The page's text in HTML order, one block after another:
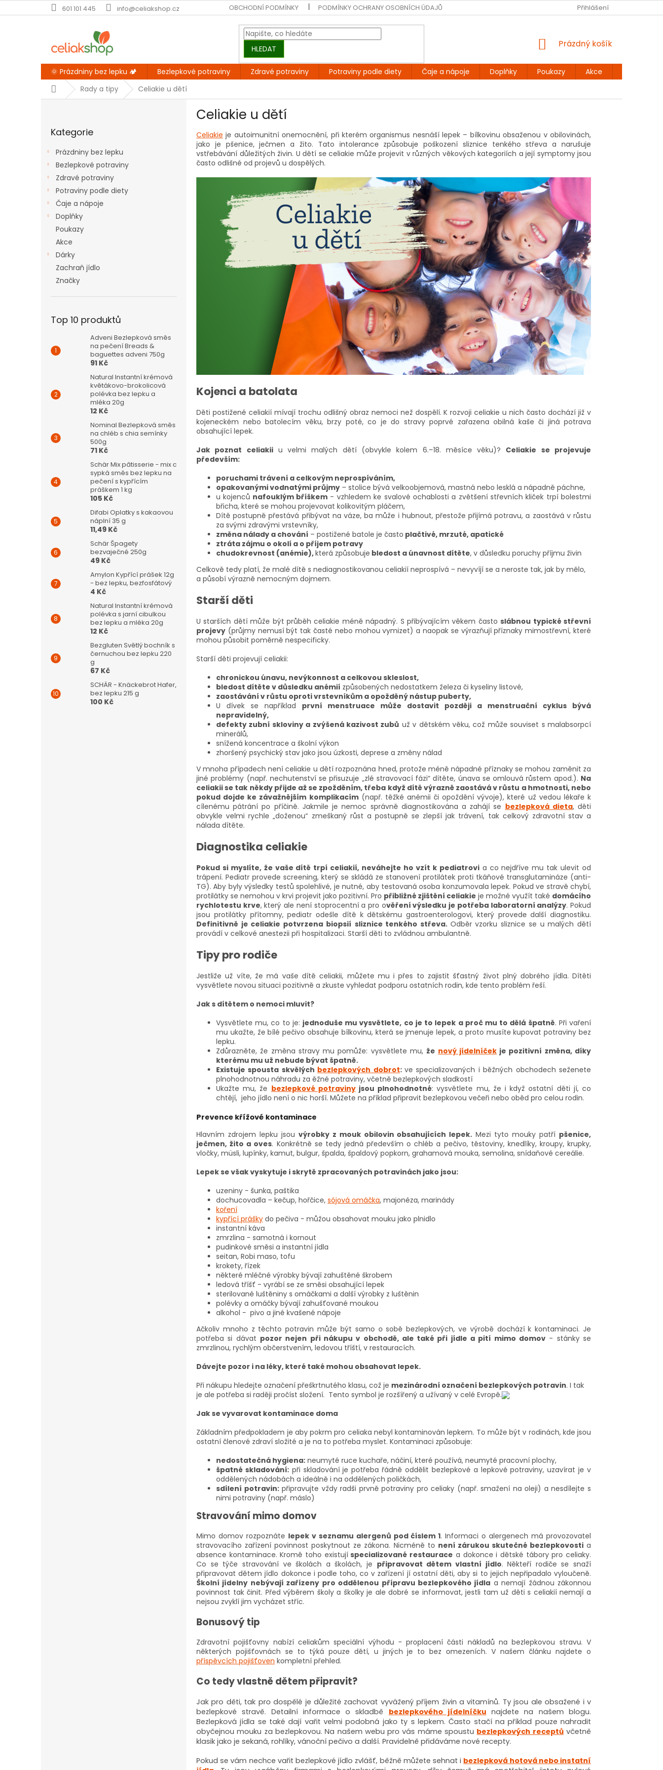
na
601 101 445 info@celiakshop.cz OBCHODNÍ PODMÍNKY PODMÍNKY OCHRANY OSOBNÍCH ÚDAJŮ KONTAKT DOPRAVA A PLATBA
Přihlášení
HLEDAT
NÁKUPNÍ
Prázdný košík
🌞 Prázdniny bez lepku 🏕️ Bezlepkové potraviny Zdravé potraviny Potraviny podle diety Čaje a nápoje Doplňky Poukazy Akce
DomůRady a tipy Celiakie u dětí
kategorie
Kategorie
Prázdniny bez lepku
Bezlepkové potraviny
Zdravé potraviny
Potraviny podle diety
Čaje a nápoje
Doplňky
Poukazy
Akce
Dárky
Zachraň jídlo
Značky
Top 10 produktů
Adveni Bezlepková směs
na pečení Breads &
baguettes adveni 750g
91 Kč
Natural Instantní krémová
květákovo-brokolicová
polévka bez lepku a
mléka 20g
12 Kč
Nominal Bezlepková směs
na chléb s chia semínky
500g
71 Kč
Schär Mix pâtisserie - mix c
sypká směs bez lepku na
pečení s kypřícím
práškem 1 kg
105 Kč
Difabi Oplatky s kakaovou
náplní 35 g
11,49 Kč
Schär Špagety
bezvaječné 250g
49 Kč
Amylon Kypřící prášek 12g
- bez lepku, bezfosfátový
4 Kč
Natural Instantní krémová
polévka s jarní cibulkou
bez lepku a mléka 20g
12 Kč
Bezgluten Světlý bochník s
černuchou bez lepku 220
g
67 Kč
SCHÄR - Knäckebrot Hafer,
bez lepku 215 g
100 Kč
Celiakie u dětí
Celiakie je autoimunitní onemocnění, při kterém organismus nesnáší lepek – bílkovinu obsaženou v obilovinách,
jako je pšenice, ječmen a žito. Tato intolerance způsobuje poškození sliznice tenkého střeva a narušuje
vstřebávání důležitých živin. U dětí se celiakie může projevit v různých věkových kategoriích a její symptomy jsou
často odlišné od projevů u dospělých.
Kojenci a batolata
Děti postižené celiakií mívají trochu odlišný obraz nemoci než dospělí. K rozvoji celiakie u nich často dochází již v
kojeneckém nebo batolecím věku, brzy poté, co je do stravy poprvé zařazena obilná kaše či jiná potrava
obsahující lepek.
Jak poznat celiakiiu velmi malých dětí (obvykle kolem 6.–18. měsíce věku)? Celiakie se projevuje
především:
poruchami trávení a celkovým neprospíváním,
opakovanými vodnatými průjmy – stolice bývá velkoobjemová, mastná nebo lesklá a nápadně páchne,
u kojenců nafouklým bříškem - vzhledem ke svalové ochablosti a zvětšení střevních kliček trpí bolestmi
břicha, které se mohou projevovat kolikovitým pláčem,
Dítě postupně přestává přibývat na váze, ba může i hubnout, přestože přijímá potravu, a zaostává v růstu
za svými zdravými vrstevníky,
změna nálady a chování – postižené batole je často plačtivé, mrzuté, apatické
ztráta zájmu o okolí a o příjem potravy
chudokrevnost (anémie),která způsobuje bledost a únavnost dítěte, v důsledku poruchy příjmu živin
Celkově tedy platí, že malé dítě s nediagnostikovanou celiakií neprospívá – nevyvíjí se a neroste tak, jak by mělo,
a působí výrazně nemocným dojmem.
Starší děti
U starších dětí může být průběh celiakie méně nápadný. S přibývajícím věkem častoslábnou typické střevní
projevy (průjmy nemusí být tak časté nebo mohou vymizet) a naopak se výrazňují příznaky mimostřevní, které
mohou působit poměrně nespecificky.
Starší děti projevují celiakii:
chronickou únavu, nevýkonnost a celkovou skleslost,
bledost dítěte v důsledku anémií způsobených nedostatkem železa či kyseliny listové,
zaostávání v růstu oproti vrstevníkům a opožděný nástup puberty,
U dívek se například první menstruace může dostavit později a menstruační cyklus bývá
nepravidelný,
defekty zubní skloviny a zvýšená kazivost zubů už v dětském věku, což může souviset s malabsorpcí
minerálů,
snížená koncentrace a školní výkon
zhoršený psychický stav jako jsou úzkosti, deprese a změny nálad
V mnoha případech není celiakie u dětí rozpoznána hned, protože méně nápadné příznaky se mohou zaměnit za
jiné problémy (např. nechutenství se přisuzuje „zlé stravovací fázi“ dítěte, únava se omlouvá růstem apod.). Na
celiakii se tak někdy přijde až se zpožděním, třeba když dítě výrazně zaostává v růstu a hmotnosti, nebo
pokud dojde ke závažnějším komplikacím(např. těžké anémii či opoždění vývoje), které už vedou lékaře k
cílenému pátrání po příčině. Jakmile je nemoc správně diagnostikována a zahájí se bezlepková dieta, děti
obvykle velmi rychle „doženou“ zmeškaný růst a postupně se zlepší jak trávení, tak celkový zdravotní stav a
nálada dítěte.
Diagnostika celiakie
Pokud si myslíte, že vaše dítě trpí celiakií, neváhejte ho vzít k pediatrovia co nejdříve mu tak ulevit od
trápení. Pediatr provede screening, který se skládá ze stanovení protilátek proti tkáňové transglutamináze (anti-
TG). Aby byly výsledky testů spolehlivé, je nutné, aby testovaná osoba konzumovala lepek. Pokud ve stravě chybí,
protilátky se nemohou v krvi projevit jako pozitivní. Pro přibližné zjištění celiakie je možné využít také domácího
rychlotestu krve, který ale není stoprocentní a pro ověření výsledku je potřeba laboratorní analýzy. Pokud
jsou protilátky přítomny, pediatr odešle dítě k dětskému gastroenterologovi, který provede další diagnostiku.
Definitivně je celiakie potvrzena biopsií sliznice tenkého střeva. Odběr vzorku sliznice se u malých dětí
provádí v celkové anestezii při hospitalizaci. Starší děti to zvládnou ambulantně.
Tipy pro rodiče
Jestliže už víte, že má vaše dítě celiakii, můžete mu i přes to zajistit šťastný život plný dobrého jídla. Dítěti
vysvětlete novou situaci pozitivně a zkuste vyhledat podporu ostatních rodin, kde tento problém řeší.
Jak s dítětem o nemoci mluvit?
Vysvětlete mu, co to je: jednoduše mu vysvětlete, co je to lepek a proč mu to dělá špatně. Při vaření
mu ukažte, že bílé pečivo obsahuje bílkovinu, která se jmenuje lepek, a proto musíte kupovat potraviny bez
lepku.
Zdůrazněte, že změna stravy mu pomůže: vysvětlete mu, že nový jídelníčekje pozitivní změna, díky
kterému mu už nebude bývat špatně.
Existuje spousta skvělých bezlepkových dobrot:ve specializovaných i běžných obchodech seženete
plnohodnotnou náhradu za ěžné potraviny, včetně bezlepkových sladkostí
Ukažte mu, že bezlepkové potravinyjsou plnohodnotné: vysvětlete mu, že i když ostatní děti jí, co
chtějí, jeho jídlo není o nic horší. Můžete na příklad připravit bezlepkovou večeři nebo oběd pro celou rodin.
Prevence křížové kontaminace
Hlavním zdrojem lepku jsou výrobky z mouk obilovin obsahujících lepek. Mezi tyto mouky patří pšenice,
ječmen, žito a oves. Konkrétně se tedy jedná především o chléb a pečivo, těstoviny, knedlíky, kroupy, krupky,
vločky, müsli, lupínky, kamut, bulgur, špalda, špaldový popkorn, grahamová mouka, semolina, snídaňové cereálie.
Lepek se však vyskytuje i skrytě zpracovaných potravinách jako jsou:
uzeniny - šunka, paštika
dochucovadla – kečup, hořčice, sójová omáčka, majonéza, marinády
koření
kypřící prášky do pečiva - můžou obsahovat mouku jako plnidlo
instantní káva
zmrzlina - samotná i kornout
pudinkové směsi a instantní jídla
seitan, Robi maso, tofu
krokety, řízek
některé mléčné výrobky bývají zahuštěné škrobem
ledová tříšť - vyrábí se ze směsi obsahující lepek
sterilované luštěniny s omáčkami a další výrobky z luštěnin
polévky a omáčky bývají zahušťované moukou
alkohol - pivo a jiné kvašené nápoje
Ačkoliv mnoho z těchto potravin může být samo o sobě bezlepkových, ve výrobě dochází k kontaminaci. Je
potřeba si dávat pozor nejen při nákupu v obchodě, ale také při jídle a pití mimo domov - stánky se
zmrzlinou, rychlým občerstvením, ledovou tříští, v restauracích.
Dávejte pozor i na léky, které také mohou obsahovat lepek.
Při nákupu hledejte označení přeškrtnutého klasu, což je mezinárodní označení bezlepkových potravin. I tak
je ale potřeba si raději pročíst složení. Tento symbol je rozšířený a užívaný v celé Evropě.
Jak se vyvarovat kontaminace doma
Základním předpokladem je aby pokrm pro celiaka nebyl kontaminován lepkem. To může být v rodinách, kde jsou
ostatní členové zdraví složité a je na to potřeba myslet. Kontaminaci způsobuje:
nedostatečná hygiena: neumyté ruce kuchaře, náčiní, které používá, neumyté pracovní plochy,
špatné skladování:při skladování je potřeba řádně oddělit bezlepkové a lepkové potraviny, uzavírat je v
oddělených nádobách a ideálně i na oddělených poličkách,
sdílení potravin:připravujte vždy radši prvně potraviny pro celiaky (např. smažení na oleji) a nesdílejte s
nimi potraviny (např. máslo)
Stravování mimo domov
Mimo domov rozpoznáte lepek v seznamu alergenů pod číslem 1. Informaci o alergenech má provozovatel
stravovacího zařízení povinnost poskytnout ze zákona. Nicméně to není zárukou skutečné bezlepkovostia
absence kontaminace. Kromě toho existujíspecializované restaurace a dokonce i dětské tábory pro celiaky.
Co se týče stravování ve školách a školách, je připravovat dětem vlastní jídlo. Někteří rodiče se snaží
připravovat dětem jídlo dokonce i podle toho, co v zařízení jí ostatní děti, aby si to jejich nepřipadalo vyloučeně.
Školní jídelny nebývají zařízeny pro oddělenou přípravu bezlepkového jídla a nemají žádnou zákonnou
povinnost tak činit. Před výběrem školy a školky je ale dobré se informovat, jestli tam už děti s celiakií nemají a
nejsou zvyklí jim vycházet stříc.
Bonusový tip
Zdravotní pojišťovny nabízí celiakům speciální výhodu - proplacení části nákladů na bezlepkovou stravu. V
některých pojišťovnách se to týká pouze dětí, u jiných je to bez omezeních. V našem článku najdete o
příspěvcích pojišťoven kompletní přehled.
Co tedy vlastně dětem připravit?
Jak pro děti, tak pro dospělé je důležité zachovat vyvážený příjem živin a vitamínů. Ty jsou ale obsažené i v
bezlepkové stravě. Detailní informace o skladbě bezlepkového jídelníčku najdete na našem blogu.
Bezlepková jídla se také dají vařit velmi podobná jako ty s lepkem. Často stačí na příklad pouze nahradit
obyčejnou mouku za bezlepkovou. Na našem webu pro vás máme spoustu bezlepkových receptů včetně
klasik jako je sekaná, rohlíky, vánoční pečivo a další. Pravidelně přidáváme nové recepty.
Pokud se vám nechce vařit bezlepkové jídlo zvlášť, běžně můžete sehnat i bezlepková hotová nebo instatní